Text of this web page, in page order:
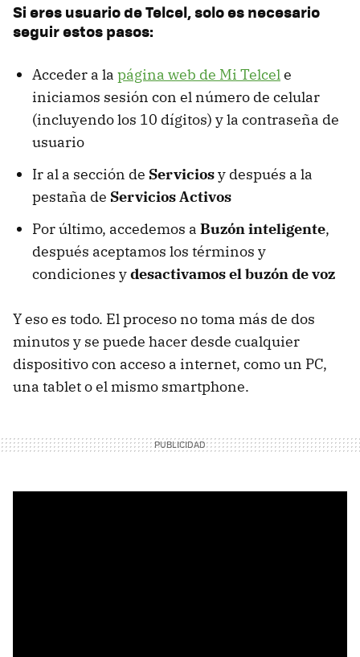
Si eres usuario de Telcel, solo es necesario
seguir estos pasos:
Acceder a la página web de Mi Telcele
iniciamos sesión con el número de celular
(incluyendo los 10 dígitos) y la contraseña de
usuario
Ir al a sección de Serviciosy después a la
pestaña de Servicios Activos
Por último, accedemos a Buzón inteligente,
después aceptamos los términos y
condiciones ydesactivamos el buzón de voz
Y eso es todo. El proceso no toma más de dos
minutos y se puede hacer desde cualquier
dispositivo con acceso a internet, como un PC,
una tablet o el mismo smartphone.